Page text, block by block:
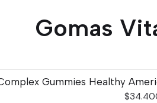
Gomas
Gummies Healthy